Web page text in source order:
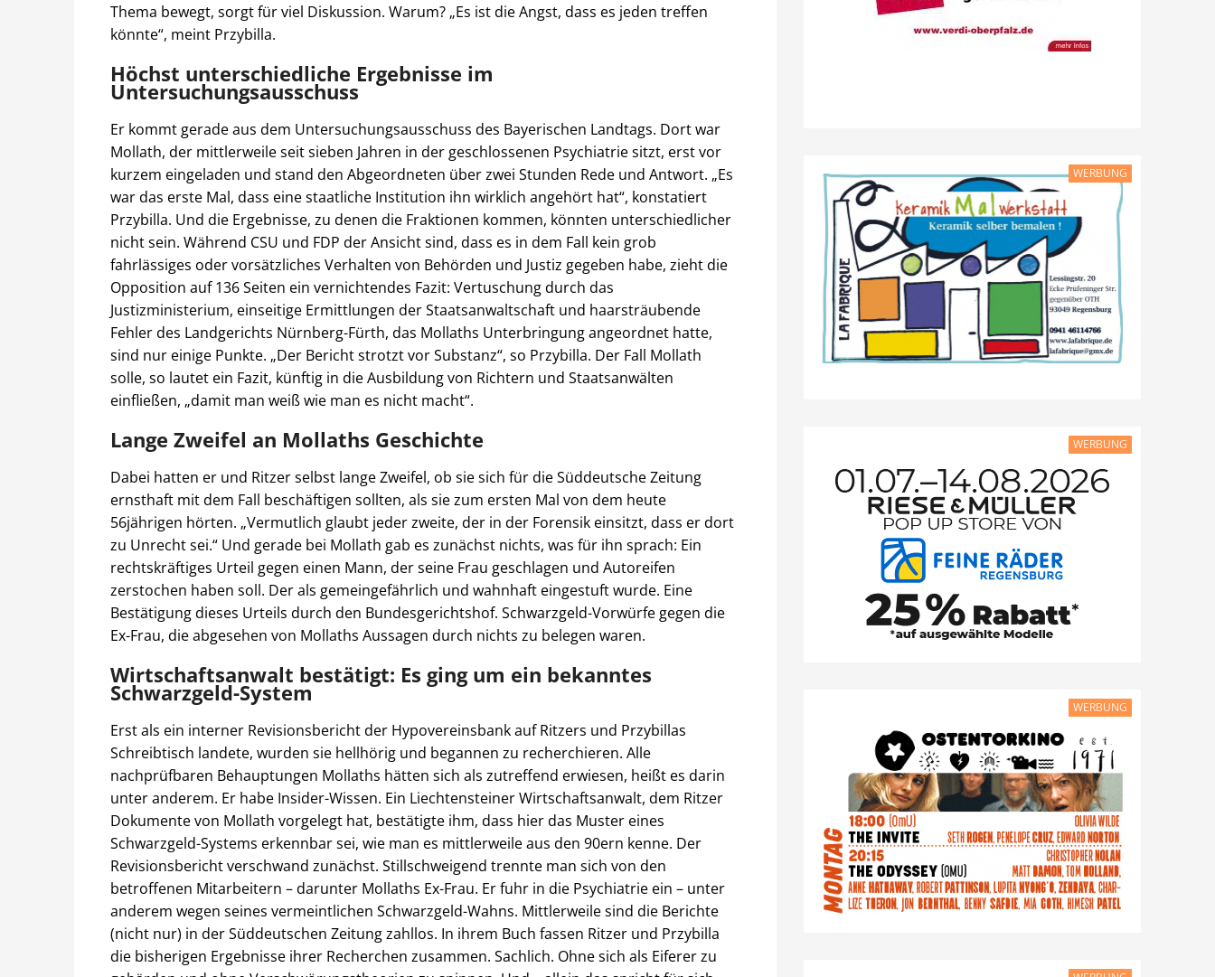
Thema bewegt, sorgt für viel Diskussion. Warum? „Es ist die Angst, dass es jeden treffen
könnte“, meint Przybilla.
Höchst unterschiedliche Ergebnisse im
Untersuchungsausschuss
Er kommt gerade aus dem Untersuchungsausschuss des Bayerischen Landtags. Dort war
Mollath, der mittlerweile seit sieben Jahren in der geschlossenen Psychiatrie sitzt, erst vor
kurzem eingeladen und stand den Abgeordneten über zwei Stunden Rede und Antwort. „Es
war das erste Mal, dass eine staatliche Institution ihn wirklich angehört hat“, konstatiert
Przybilla. Und die Ergebnisse, zu denen die Fraktionen kommen, könnten unterschiedlicher
nicht sein. Während CSU und FDP der Ansicht sind, dass es in dem Fall kein grob
fahrlässiges oder vorsätzliches Verhalten von Behörden und Justiz gegeben habe, zieht die
Opposition auf 136 Seiten ein vernichtendes Fazit: Vertuschung durch das
Justizministerium, einseitige Ermittlungen der Staatsanwaltschaft und haarsträubende
Fehler des Landgerichts Nürnberg-Fürth, das Mollaths Unterbringung angeordnet hatte,
sind nur einige Punkte. „Der Bericht strotzt vor Substanz“, so Przybilla. Der Fall Mollath
solle, so lautet ein Fazit, künftig in die Ausbildung von Richtern und Staatsanwälten
einfließen, „damit man weiß wie man es nicht macht“.
Lange Zweifel an Mollaths Geschichte
Dabei hatten er und Ritzer selbst lange Zweifel, ob sie sich für die Süddeutsche Zeitung
ernsthaft mit dem Fall beschäftigen sollten, als sie zum ersten Mal von dem heute
56jährigen hörten. „Vermutlich glaubt jeder zweite, der in der Forensik einsitzt, dass er dort
zu Unrecht sei.“ Und gerade bei Mollath gab es zunächst nichts, was für ihn sprach: Ein
rechtskräftiges Urteil gegen einen Mann, der seine Frau geschlagen und Autoreifen
zerstochen haben soll. Der als gemeingefährlich und wahnhaft eingestuft wurde. Eine
Bestätigung dieses Urteils durch den Bundesgerichtshof. Schwarzgeld-Vorwürfe gegen die
Ex-Frau, die abgesehen von Mollaths Aussagen durch nichts zu belegen waren.
Wirtschaftsanwalt bestätigt: Es ging um ein bekanntes
Schwarzgeld-System
Erst als ein interner Revisionsbericht der Hypovereinsbank auf Ritzers und Przybillas
Schreibtisch landete, wurden sie hellhörig und begannen zu recherchieren. Alle
nachprüfbaren Behauptungen Mollaths hätten sich als zutreffend erwiesen, heißt es darin
unter anderem. Er habe Insider-Wissen. Ein Liechtensteiner Wirtschaftsanwalt, dem Ritzer
Dokumente von Mollath vorgelegt hat, bestätigte ihm, dass hier das Muster eines
Schwarzgeld-Systems erkennbar sei, wie man es mittlerweile aus den 90ern kenne. Der
Revisionsbericht verschwand zunächst. Stillschweigend trennte man sich von den
betroffenen Mitarbeitern – darunter Mollaths Ex-Frau. Er fuhr in die Psychiatrie ein – unter
anderem wegen seines vermeintlichen Schwarzgeld-Wahns. Mittlerweile sind die Berichte
(nicht nur) in der Süddeutschen Zeitung zahllos. In ihrem Buch fassen Ritzer und Przybilla
die bisherigen Ergebnisse ihrer Recherchen zusammen. Sachlich. Ohne sich als Eiferer zu
WERBUNG
WERBUNG
WERBUNG